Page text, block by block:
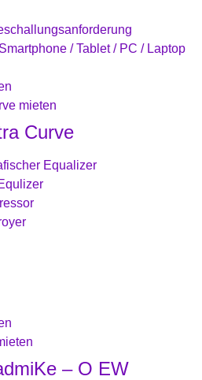
/ Tablet / PC / Laptop
Curve
Equalizer
– O EW